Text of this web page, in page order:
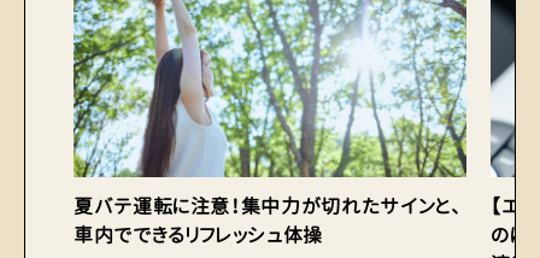
夏バテ運転に注意！集中力が切れたサインと、
車内でできるリフレッシュ体操
【エ
のは